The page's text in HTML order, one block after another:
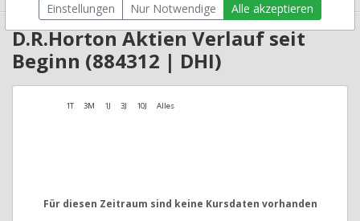
D.R.Horton Aktien Verlauf seit
Beginn (884312 | DHI)
1T 3M 1J 3J 10J Alles
Für diesen Zeitraum sind keine Kursdaten vorhanden
Einstellungen Nur Notwendige Alle akzeptieren